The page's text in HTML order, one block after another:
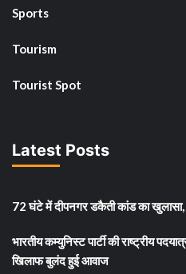
Sports
Tourism
Tourist Spot
Latest Posts
72 घंटे में दीपनगर डकैती कांड का खुलासा,
भारतीय कम्युनिस्ट पार्टी की राष्ट्रीय
खिलाफ बुलंद हुई आवाज